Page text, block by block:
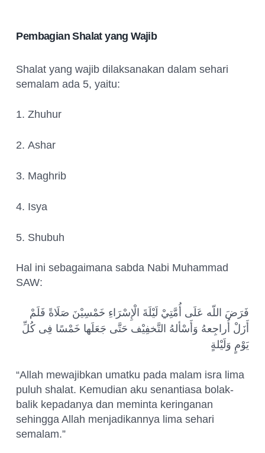
Pembagian Shalat yang Wajib
Shalat yang wajib dilaksanakan dalam sehari
semalam ada 5, yaitu:
1. Zhuhur
2. Ashar
3. Maghrib
4. Isya
5. Shubuh
Hal ini sebagaimana sabda Nabi Muhammad
SAW:
فَرَضَ اللّه عَلَى أُمَّتِيْ لَيْلَةَ الْإِسْرَاءِ خَمْسِيْنَ صَلَاةً فَلَمْ
أَزَلْ أُراجِعهُ وَأَسْألهُ التَّخفِيْف حَتَّى جَعَلَها خَمْسًا فِى كُلِّ
يَوْمٍ وَلَيْلةٍ
“Allah mewajibkan umatku pada malam isra lima
puluh shalat. Kemudian aku senantiasa bolak-
balik kepadanya dan meminta keringanan
sehingga Allah menjadikannya lima sehari
semalam.”